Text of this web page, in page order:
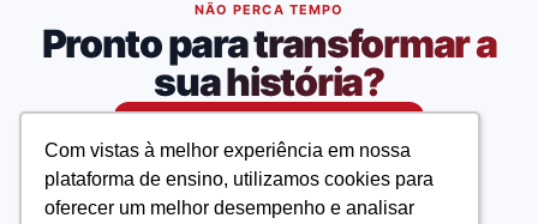
Com vistas à melhor experiência em nossa
plataforma de ensino, utilizamos cookies para
oferecer um melhor desempenho e analisar
Com vistas à melhor experiência em nossa
plataforma de ensino, utilizamos cookies para
oferecer um melhor desempenho e analisar
NÃO PERCA TEMPO
Pronto para transformar a
sua história?